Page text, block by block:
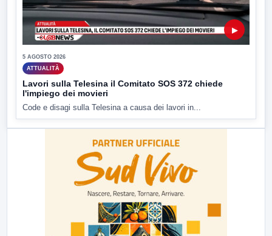
▶
5 AGOSTO 2026
ATTUALITÀ
Lavori sulla Telesina il Comitato SOS 372 chiede
l'impiego dei movieri
Code e disagi sulla Telesina a causa dei lavori in...